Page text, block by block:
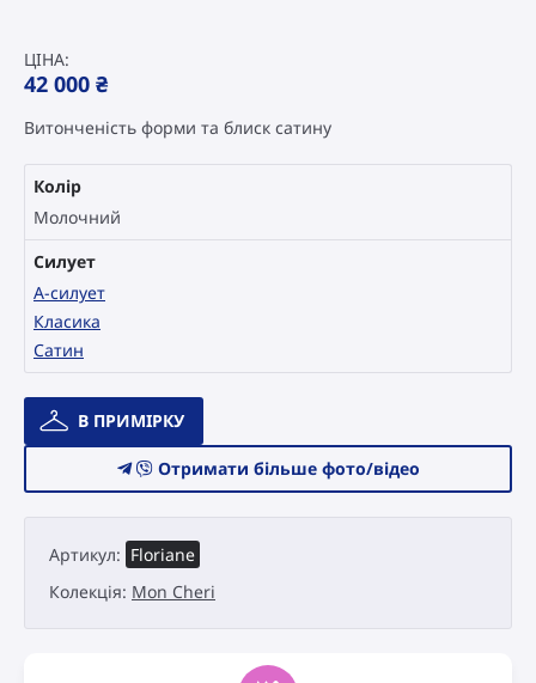
ЦІНА:
42 000 ₴
Витонченість форми та блиск сатину
Колір
Молочний
Силует
А-силует
Класика
Сатин
Весільна
сукня
Mon
кількість
В ПРИМІРКУ
Отримати більше фото/відео
Артикул: Floriane
Колекція: Mon Cheri